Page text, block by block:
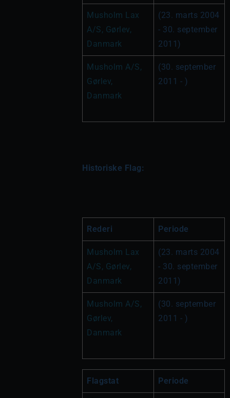
Musholm Lax
A/S, Gørlev,
Danmark
(23. marts 2004
- 30. september
2011)
Musholm A/S,
Gørlev,
Danmark
(30. september
2011 - )
Historiske Flag:
Rederi Periode
Musholm Lax
A/S, Gørlev,
Danmark
(23. marts 2004
- 30. september
2011)
Musholm A/S,
Gørlev,
Danmark
(30. september
2011 - )
Flagstat Periode